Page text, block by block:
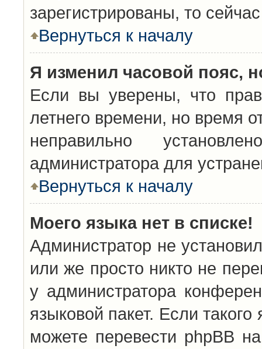
зарегистрированы, то
Вернуться к началу
Я изменил часовой пояс,
Если вы уверены, что
летнего времени, но время
неправильно
администратора для
Вернуться к началу
Моего языка нет в списке!
Администратор не
или же просто никто не
у администратора
языковой пакет. Если
можете перевести phpBB